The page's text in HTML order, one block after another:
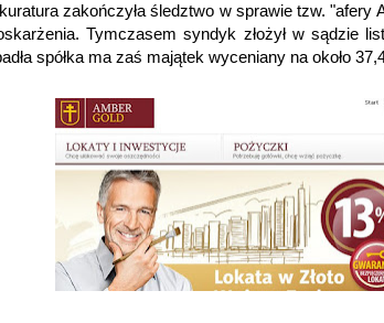
zakończyła śledztwo w sprawie tzw. "afery
Tymczasem syndyk złożył w sądzie
spółka ma zaś majątek wyceniany na około